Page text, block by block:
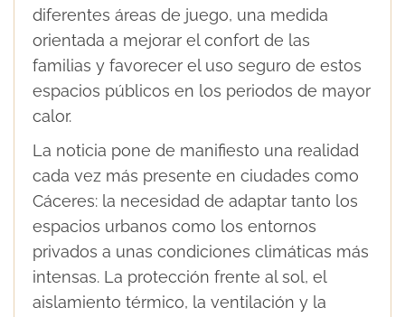
diferentes áreas de juego, una medida
orientada a mejorar el confort de las
familias y favorecer el uso seguro de estos
espacios públicos en los periodos de mayor
calor.
La noticia pone de manifiesto una realidad
cada vez más presente en ciudades como
Cáceres: la necesidad de adaptar tanto los
espacios urbanos como los entornos
privados a unas condiciones climáticas más
intensas. La protección frente al sol, el
aislamiento térmico, la ventilación y la